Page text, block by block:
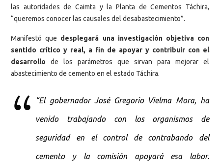
las autoridades de Caimta y la Planta de Cementos Táchira,
“queremos conocer las causales del desabastecimiento”.
Manifestó que desplegará una investigación objetiva con
sentido crítico y real, a fin de apoyar y contribuir con el
desarrollo de los parámetros que sirvan para mejorar el
abastecimiento de cemento en el estado Táchira.
“El gobernador José Gregorio Vielma Mora, ha
venido trabajando con los organismos de
seguridad en el control de contrabando del
cemento y la comisión apoyará esa labor.